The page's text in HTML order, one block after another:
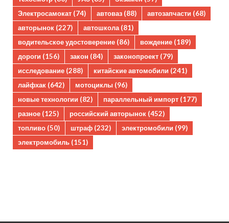
Электросамокат (74) автоваз (88) автозапчасти (68)
авторынок (227) автошкола(81)
водительское удостоверение (86) вождение (189)
дороги (156) закон (84) законопроект (79)
исследование (288) китайские автомобили (241)
лайфхак (642) мотоциклы (96)
новые технологии (82) параллельный импорт (177)
разное (125) российский авторынок (452)
топливо (50) штраф (232) электромобили (99)
электромобиль (151)